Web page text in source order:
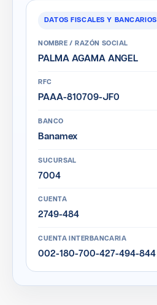
DATOS FISCALES Y BANCARIOS
NOMBRE / RAZÓN SOCIAL
PALMA AGAMA ANGEL
RFC
PAAA-810709-JF0
BANCO
Banamex
SUCURSAL
7004
CUENTA
2749-484
CUENTA INTERBANCARIA
002-180-700-427-494-844